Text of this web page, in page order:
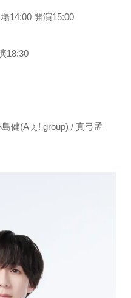
14:00 開演15:00
18:30
健(Aぇ! group) / 真弓孟